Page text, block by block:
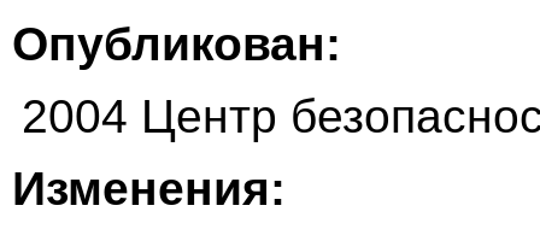
Опубликован:
2004 Центр
Изменения: